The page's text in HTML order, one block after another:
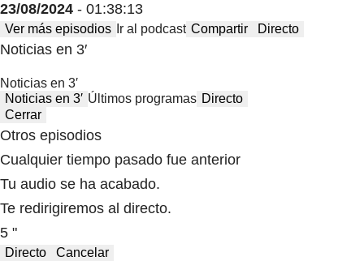
23/08/2024 - 01:38:13
Ver más episodios Ir al podcast Compartir Directo
Noticias en 3′
Noticias en 3′
Noticias en 3′ Últimos programas Directo
Cerrar
Otros episodios
Cualquier tiempo pasado fue anterior
Tu audio se ha acabado.
Te redirigiremos al directo.
5 "
Directo Cancelar